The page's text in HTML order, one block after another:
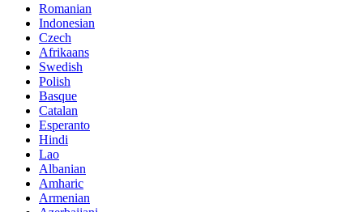
Romanian
Indonesian
Czech
Afrikaans
Swedish
Polish
Basque
Catalan
Esperanto
Hindi
Lao
Albanian
Amharic
Armenian